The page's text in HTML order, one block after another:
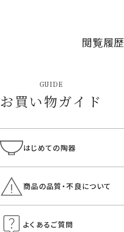
閲覧履歴
GUIDE
お買い物ガイド
はじめての陶器
商品の品質・不良について
よくあるご質問